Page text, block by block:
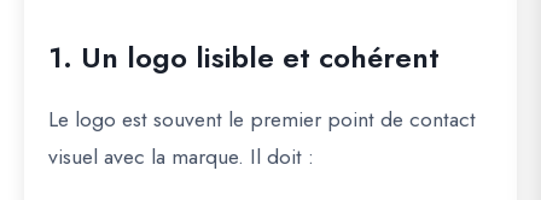
1. Un logo lisible et cohérent
Le logo est souvent le premier point de contact
visuel avec la marque. Il doit :